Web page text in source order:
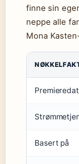
finne sin
neppe alle
Mona
Basert på